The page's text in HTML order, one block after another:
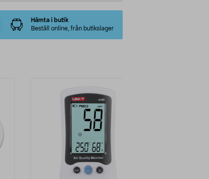
Hämta i butik
Beställ online, från butikslager